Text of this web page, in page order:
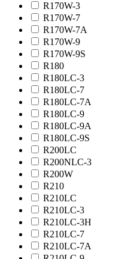
R170W-3
R170W-7
R170W-7A
R170W-9
R170W-9S
R180
R180LC-3
R180LC-7
R180LC-7A
R180LC-9
R180LC-9A
R180LC-9S
R200LC
R200NLC-3
R200W
R210
R210LC
R210LC-3
R210LC-3H
R210LC-7
R210LC-7A